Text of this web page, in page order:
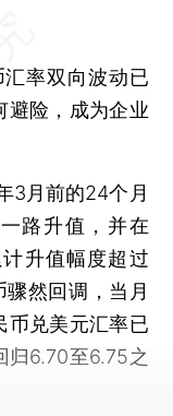
率双向波动已
避险，成为企业
月前的24个月
路升值，并在
升值幅度超过
然回调，当月
币兑美元汇率已
归6.70至6.75之